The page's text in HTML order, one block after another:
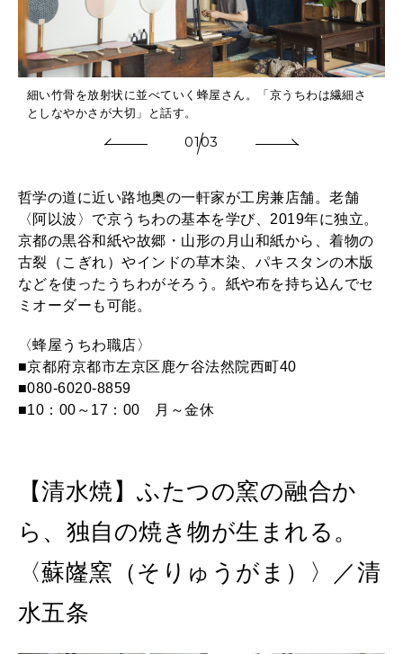
細い竹骨を放射状に並べていく蜂屋さん。「京うちわは繊細さ
としなやかさが大切」と話す。
0103
哲学の道に近い路地奥の一軒家が工房兼店舗。老舗
〈阿以波〉で京うちわの基本を学び、2019年に独立。
京都の黒谷和紙や故郷・山形の月山和紙から、着物の
古裂（こぎれ）やインドの草木染、パキスタンの木版
などを使ったうちわがそろう。紙や布を持ち込んでセ
ミオーダーも可能。
〈蜂屋うちわ職店〉
■京都府京都市左京区鹿ケ谷法然院西町40
■080-6020-8859
■10：00～17：00 月～金休
【清水焼】ふたつの窯の融合か
ら、独自の焼き物が生まれる。
〈蘇嶐窯（そりゅうがま）〉／清
水五条